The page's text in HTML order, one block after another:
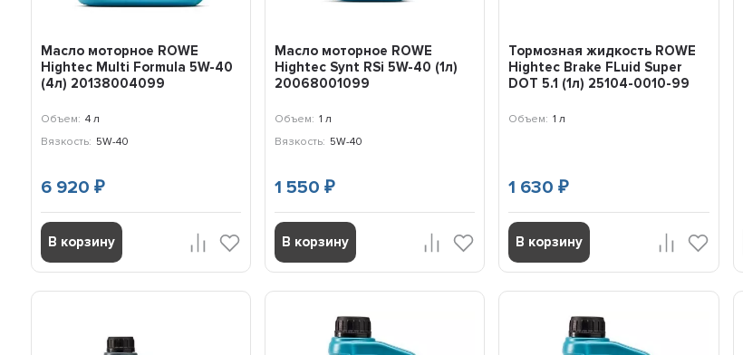
Масло моторное ROWE
Hightec Multi Formula 5W-40
(4л) 20138004099
Объем: 4 л
Вязкость: 5W-40
6 920₽
В корзину
Масло моторное ROWE
Hightec Synt RSi 5W-40 (1л)
20068001099
Объем: 1 л
Вязкость: 5W-40
1 550₽
В корзину
Тормозная жидкость ROWE
Hightес Brake FLuid Super
DOT 5.1 (1л) 25104-0010-99
Объем: 1 л
1 630₽
В корзину